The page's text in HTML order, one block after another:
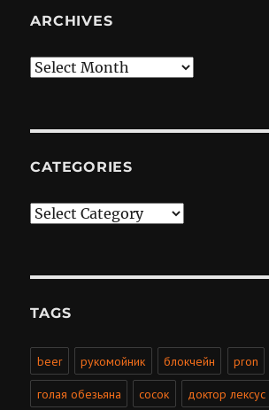
ARCHIVES
Archives
CATEGORIES
Categories
TAGS
beer рукомойник блокчейн pron
голая обезьяна сосок доктор лексус